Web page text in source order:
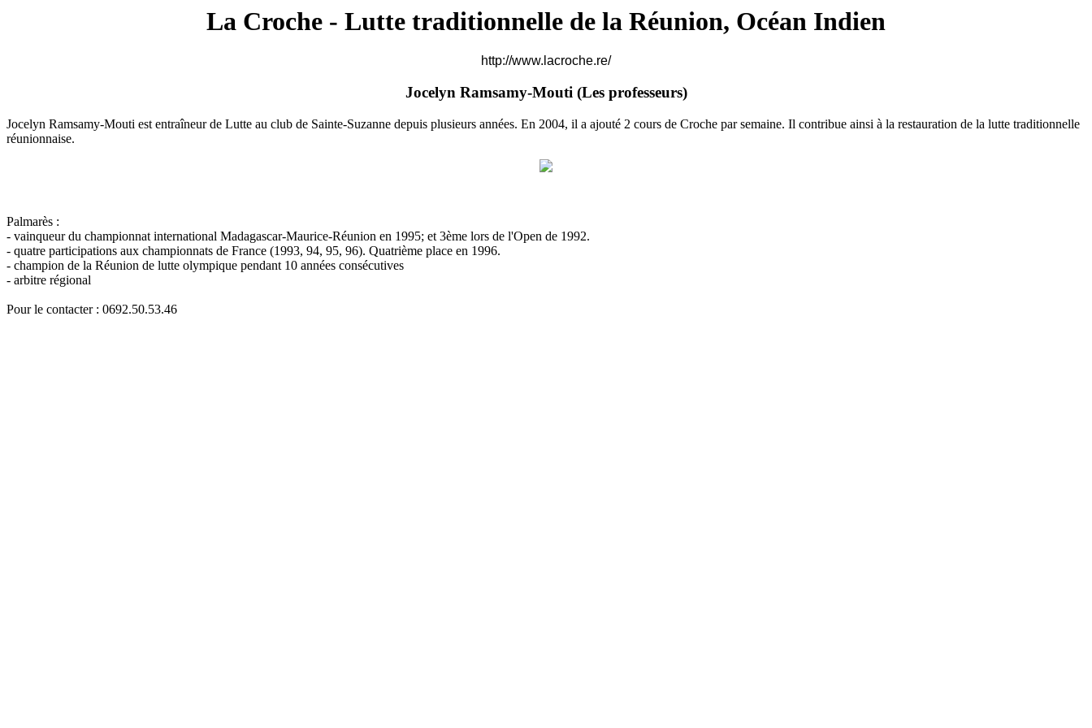
La Croche - Lutte traditionnelle de la Réunion, Océan Indien
http://www.lacroche.re/
Jocelyn Ramsamy-Mouti (Les professeurs)
Jocelyn Ramsamy-Mouti est entraîneur de Lutte au club de Sainte-Suzanne depuis plusieurs années. En 2004, il a ajouté 2 cours de Croche par semaine. Il contribue ainsi à la restauration de la lutte traditionnelle
réunionnaise.
Palmarès :
- vainqueur du championnat international Madagascar-Maurice-Réunion en 1995; et 3ème lors de l'Open de 1992.
- quatre participations aux championnats de France (1993, 94, 95, 96). Quatrième place en 1996.
- champion de la Réunion de lutte olympique pendant 10 années consécutives
- arbitre régional
Pour le contacter : 0692.50.53.46